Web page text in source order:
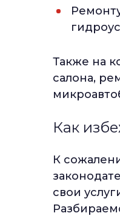
Также на
салона,
Как
К
свои